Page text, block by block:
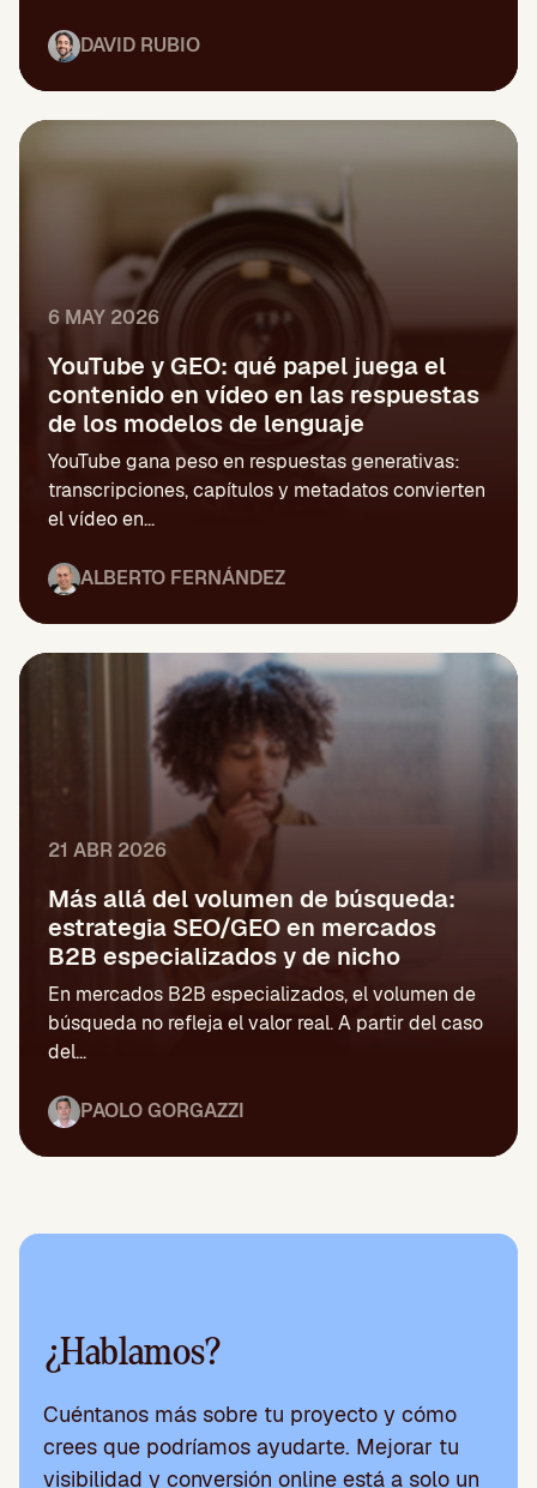
DAVID RUBIO
6 MAY 2026
YouTube y GEO: qué papel juega el
contenido en vídeo en las respuestas
de los modelos de lenguaje
YouTube gana peso en respuestas generativas:
transcripciones, capítulos y metadatos convierten
el vídeo en...
ALBERTO FERNÁNDEZ
21 ABR 2026
Más allá del volumen de búsqueda:
estrategia SEO/GEO en mercados
B2B especializados y de nicho
En mercados B2B especializados, el volumen de
búsqueda no refleja el valor real. A partir del caso
del...
PAOLO GORGAZZI
¿Hablamos?
Cuéntanos más sobre tu proyecto y cómo
crees que podríamos ayudarte. Mejorar tu
visibilidad y conversión online está a solo un